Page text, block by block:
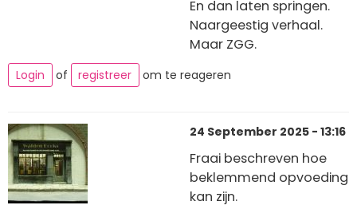
En dan laten springen.
Naargeestig verhaal.
Maar ZGG.
Login of registreer om te reageren
24 September 2025 - 13:16
Fraai beschreven hoe
beklemmend opvoeding
kan zijn.